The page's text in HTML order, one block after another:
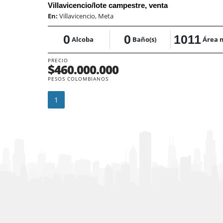
Villavicencio/lote campestre, venta
En: Villavicencio, Meta
0 Alcoba 0 Baño(s) 1011Área
PRECIO
$460.000.000
PESOS COLOMBIANOS
1